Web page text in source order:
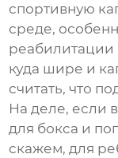
спортивную
среде,
реабилитации
куда шире и
считать, что
На деле, если
для бокса и
скажем, для